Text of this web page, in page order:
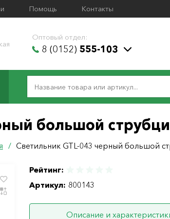
Помощь Контакты
Оптовый отдел:
8 (0152) 555-103
большой
/ Светильник GTL-043 черный большой
Рейтинг:
Артикул: 800143
Описание и